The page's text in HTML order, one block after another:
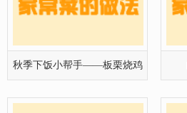
秋季下饭小帮手——板栗烧鸡